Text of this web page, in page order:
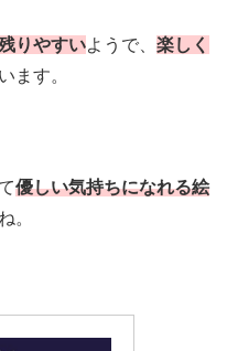
りやすいようで、 楽しく
ます。
優しい気持ちになれる絵
。